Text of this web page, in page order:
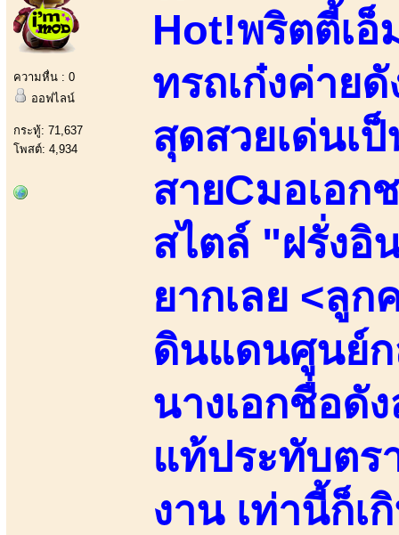
ความหื่น : 0
ออฟไลน์
กระทู้: 71,637
โพสต์: 4,934
Hot!พริตตี้เ
ทรถเก๋งค่าย
สุดสวยเด่นเ
สายCมอเอก
สไตล์ "ฝรั่งอิ
ยากเลย <ลูก
ดินแดนศูนย์ก
นางเอกชื่อดั
แท้ประทับตร
งาน เท่านี้ก็เ